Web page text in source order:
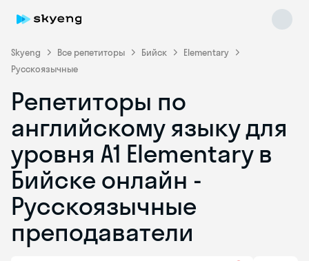
Skyeng Все репетиторы Бийск
Elementary
Русскоязычные
Репетиторы по
английскому языку для
уровня A1 Elementary в
Бийске онлайн -
Русскоязычные
преподаватели
Skyeng Chat